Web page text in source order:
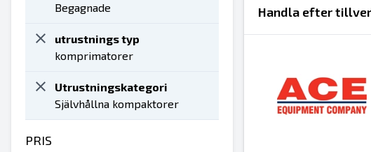
Begagnade
utrustnings typ
komprimatorer
Utrustningskategori
Självhållna kompaktorer
PRIS
Handla efter